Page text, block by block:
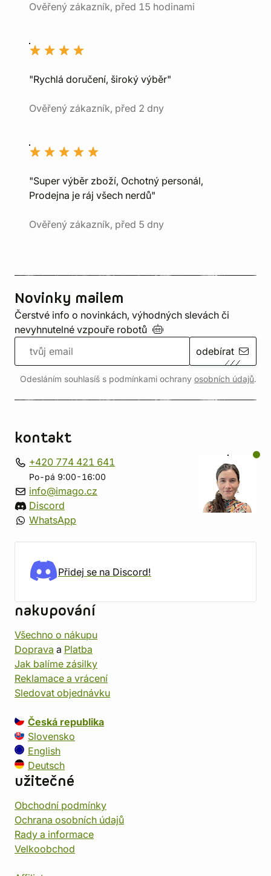
Ověřený zákazník, před 15 hodinami
"Rychlá doručení, široký výběr"
Ověřený zákazník, před 2 dny
"Super výběr zboží, Ochotný personál,
Prodejna je ráj všech nerdů"
Ověřený zákazník, před 5 dny
Novinky mailem
Čerstvé info o novinkách, výhodných slevách či
nevyhnutelné vzpouře robotů
odebírat
Odesláním souhlasíš s podmínkami ochrany osobních údajů.
kontakt
+420 774 421 641
Po-pá 9:00-16:00
info@imago.cz
Discord
WhatsApp
Přidej se na Discord!
nakupování
Všechno o nákupu
Doprava a Platba
Jak balíme zásilky
Reklamace a vrácení
Sledovat objednávku
Česká republika
Slovensko
English
Deutsch
užitečné
Obchodní podmínky
Ochrana osobních údajů
Rady a informace
Velkoobchod